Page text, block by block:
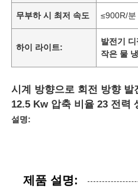
무부하 시 최저 속도 ≤900R/분
하이 라이트:
발전기
작은 물
시계 방향으로 회전 방향 발
12.5 Kw 압축 비율 23 전력
설명:
제품 설명: